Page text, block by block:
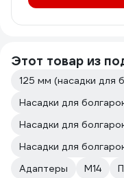
Этот товар из
125 мм (насадки для
Насадки для
Насадки для
Насадки для
Адаптеры
М14